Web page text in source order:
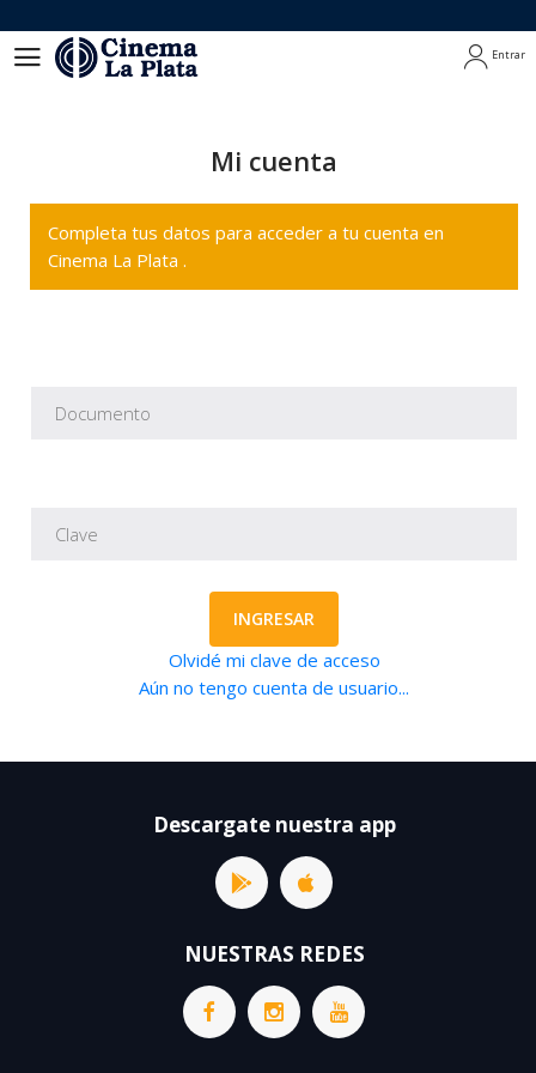
Entrar
Mi cuenta
Completa tus datos para acceder a tu cuenta en
Cinema La Plata .
INGRESAR
Olvidé mi clave de acceso
Aún no tengo cuenta de usuario...
Descargate nuestra app
NUESTRAS REDES